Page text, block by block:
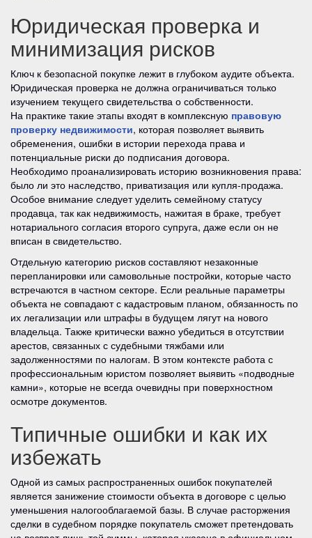
Юридическая проверка и
минимизация рисков
Ключ к безопасной покупке лежит в глубоком аудите объекта.
Юридическая проверка не должна ограничиваться только
изучением текущего свидетельства о собственности.
На практике такие этапы входят в комплексную правовую
проверку недвижимости, которая позволяет выявить
обременения, ошибки в истории перехода права и
потенциальные риски до подписания договора.
Необходимо проанализировать историю возникновения права:
было ли это наследство, приватизация или купля-продажа.
Особое внимание следует уделить семейному статусу
продавца, так как недвижимость, нажитая в браке, требует
нотариального согласия второго супруга, даже если он не
вписан в свидетельство.
Отдельную категорию рисков составляют незаконные
перепланировки или самовольные постройки, которые часто
встречаются в частном секторе. Если реальные параметры
объекта не совпадают с кадастровым планом, обязанность по
их легализации или штрафы в будущем лягут на нового
владельца. Также критически важно убедиться в отсутствии
арестов, связанных с судебными тяжбами или
задолженностями по налогам. В этом контексте работа с
профессиональным юристом позволяет выявить «подводные
камни», которые не всегда очевидны при поверхностном
осмотре документов.
Типичные ошибки и как их
избежать
Одной из самых распространенных ошибок покупателей
является занижение стоимости объекта в договоре с целью
уменьшения налогооблагаемой базы. В случае расторжения
сделки в судебном порядке покупатель сможет претендовать